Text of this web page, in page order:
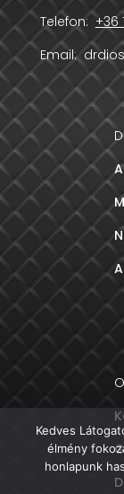
Telefon:+36
Email:
Kedves
élmény
honlapunk